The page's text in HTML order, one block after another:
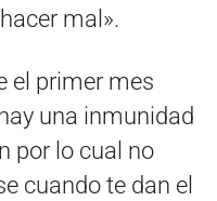
mal».
el primer mes
una inmunidad
por lo cual no
cuando te dan el